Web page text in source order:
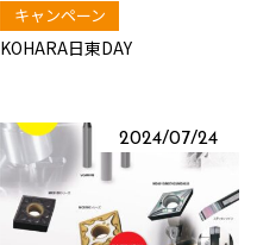
キャンペーン
KOHARA日東DAY
2024/07/24